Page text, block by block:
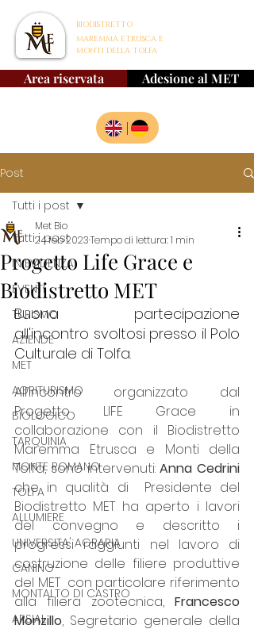
BIODISTRETTO
MAREMMA ETRUSCA E
MONTI DELLA TOLFA
Area riservata Adesione al MET
Post
Tutti i post
IN EVIDENZA
EVENTI
TURISMO
AZIENDE
MET
AGRITURISMO
BIOLOGICO
TARQUINIA
MONTE ROMANO
TOLFA
ALLUMIERE
UNIVERSITA' AGRARIA
CANINO
MONTALTO DI CASTRO
ARSIAL
Tutti i post
Progetto Life Grace e
Biodistretto MET
Met Bio
24 feb 2023Tempo di lettura: 1 min
Buona partecipazione
all'incontro svoltosi presso il Polo
Culturale di Tolfa.
All’incontro organizzato dal
Progetto LIFE Grace in
collaborazione con il Biodistretto
Maremma Etrusca e Monti della
Tolfa, sono intervenuti: Anna Cedrini
che in qualità di
Presidente del
Biodistretto MET ha aperto i lavori
del convegno e descritto i
progressi raggiunti nel lavoro di
costruzione delle filiere produttive
del MET  con particolare riferimento
alla filiera zootecnica, Francesco
Monzillo, Segretario generale della